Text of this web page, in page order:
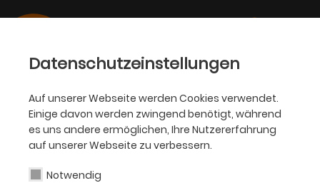
Datenschutzeinstellungen
Auf unserer Webseite werden Cookies verwendet.
Einige davon werden zwingend benötigt, während
es uns andere ermöglichen, Ihre Nutzererfahrung
auf unserer Webseite zu verbessern.
Notwendig
OPER
James Atkins